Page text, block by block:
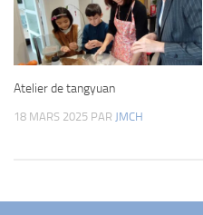
Atelier de tangyuan
18 MARS 2025 PAR JMCH